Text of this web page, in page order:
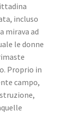
incluso
mirava ad
le donne
Proprio in
campo,